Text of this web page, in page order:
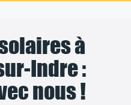
à
Indre :
nous !